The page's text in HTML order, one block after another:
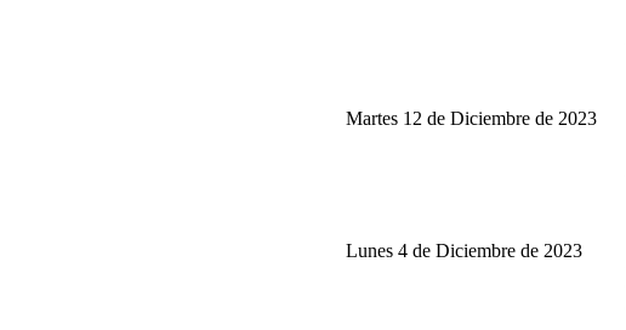
Martes 12 de Diciembre de 2023
Lunes 4 de Diciembre de 2023